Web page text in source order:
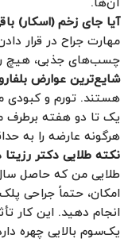
آن‌ها.
آیا جای زخم (اسکار)
مهارت جراح در قرار
چسب‌های جذبی، هیچ
شایع‌ترین عوارض
هستند. تورم و
یک تا دو هفته برطرف
هرگونه عارضه را به
نکته طلایی دکتر
طلایی من که حاصل
امکان، حتماً جراحی
انجام دهید. این کار
یک‌سوم بالایی چهره